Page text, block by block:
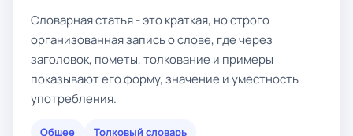
Словарная статья - это краткая, но строго
организованная запись о слове, где через
заголовок, пометы, толкование и примеры
показывают его форму, значение и уместность
употребления.
Общее Толковый словарь